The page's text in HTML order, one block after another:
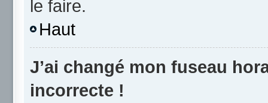
le faire.
Haut
J’ai changé mon fuseau
incorrecte !